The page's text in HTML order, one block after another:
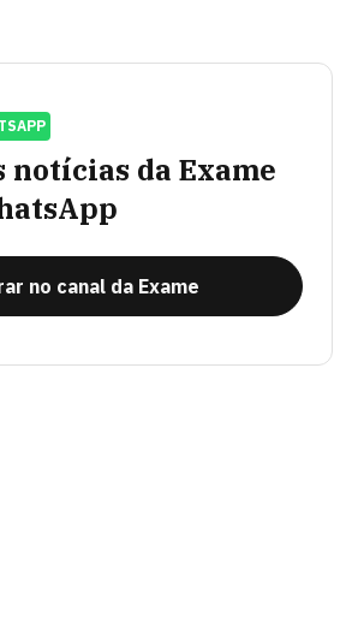
notícias da Exame
no canal da Exame